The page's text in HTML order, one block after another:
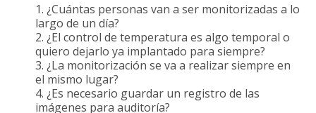
1. ¿Cuántas personas van a ser monitorizadas a lo
largo de un día?
2. ¿El control de temperatura es algo temporal o
quiero dejarlo ya implantado para siempre?
3. ¿La monitorización se va a realizar siempre en
el mismo lugar?
4. ¿Es necesario guardar un registro de las
imágenes para auditoría?